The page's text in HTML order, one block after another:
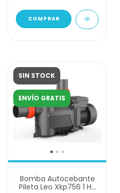
SIN STOCK
ENVÍO GRATIS
Bomba Autocebante
Pileta Leo Xkp756 1 Hp